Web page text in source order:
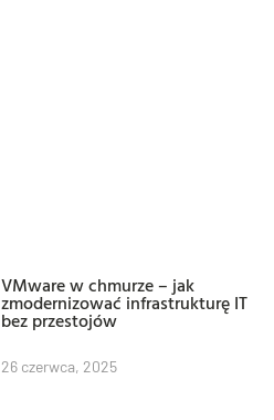
VMware w chmurze – jak
zmodernizować infrastrukturę IT
bez przestojów
26 czerwca, 2025